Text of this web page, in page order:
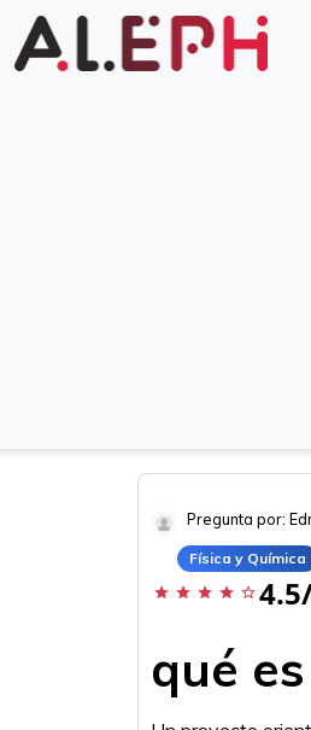
Pregunta por:
Física y Química
star star star star star_border
qué